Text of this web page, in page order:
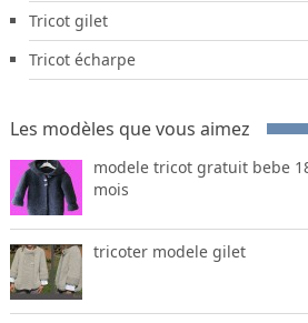
Tricot gilet
Tricot écharpe
Les modèles que vous aimez
modele tricot gratuit bebe
mois
tricoter modele gilet